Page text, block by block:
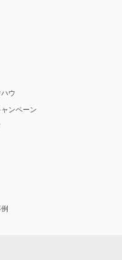
ウ
ンペーン